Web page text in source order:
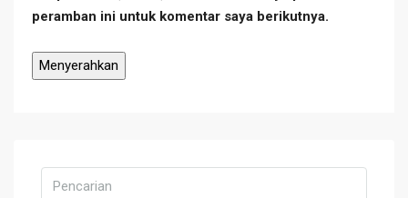
peramban ini untuk komentar saya berikutnya.